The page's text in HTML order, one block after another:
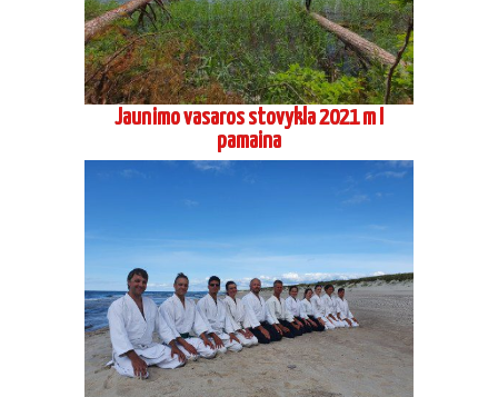
Vaikų ir jaunimo vasaros stovykla Asvejos poilsiavietėje
2020 07